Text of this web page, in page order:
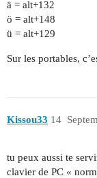
ä = alt+132
ö = alt+148
ü = alt+129
Sur les portables,
Kissou33 14
tu peux aussi te
clavier de PC «